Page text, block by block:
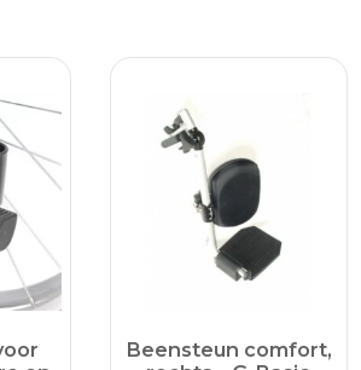
Beensteun comfort,